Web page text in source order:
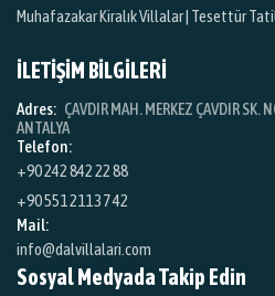
Muhafazakar Kiralık Villalar | Tesettür
İLETİŞİM BİLGİLERİ
Adres: ÇAVDIR MAH. MERKEZ ÇAVDIR SK.
ANTALYA
Telefon:
+90 242 842 22 88
+90 551 211 37 42
Mail:
info@dalvillalari.com
Sosyal Medyada Takip Edin